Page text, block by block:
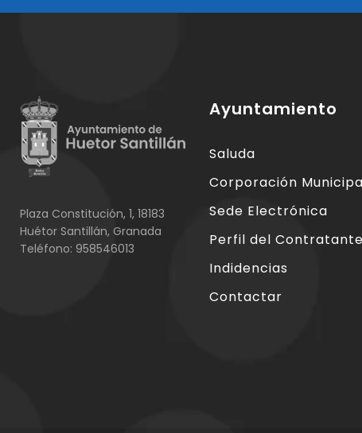
Plaza Constitución, 1, 18183
Huétor Santillán, Granada
Teléfono: 958546013
Ayuntamiento
Saluda
Corporación
Sede Electrónica
Perfil del Contratante
Indidencias
Contactar